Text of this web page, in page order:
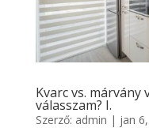
Kvarc vs.
válasszam? I.
Szerző: admin | jan